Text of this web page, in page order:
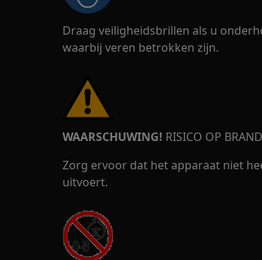
Draag veiligheidsbrillen als u
waarbij veren betrokken zijn.
WAARSCHUWING! RISICO OP
Zorg ervoor dat het apparaat niet
uitvoert.